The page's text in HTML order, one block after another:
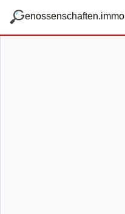
g
enossenschaften.immo